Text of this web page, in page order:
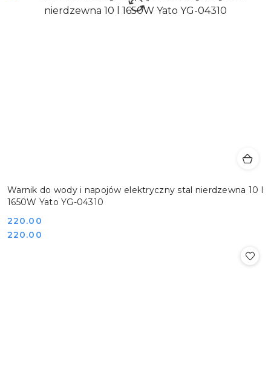
Warnik do wody i napojów elektryczny stal nierdzewna 10 l
1650W Yato YG-04310
Cena:
220.00
Cena:
220.00